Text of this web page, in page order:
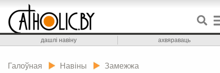
дашлі навіну ахвяраваць
Галоўная Навіны Замежжа